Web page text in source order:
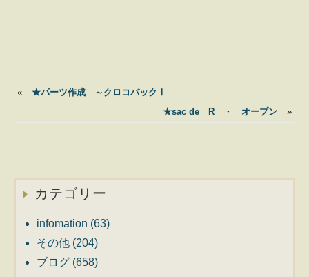
«
★パーツ作成 ～クロコバックⅠ
★sac de R ・ オープン
»
カテゴリー
infomation (63)
その他 (204)
ブログ (658)